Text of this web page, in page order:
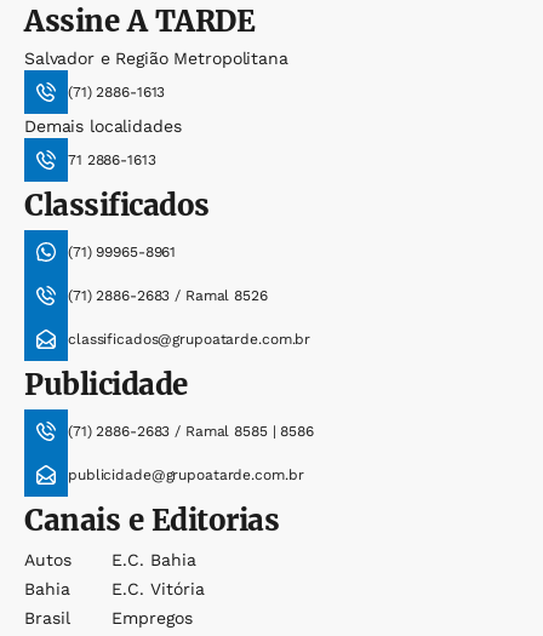
AssineA TARDE
Salvador e Região Metropolitana
(71) 2886-1613
Demais localidades
71 2886-1613
Classificados
(71) 99965-8961
(71) 2886-2683 / Ramal 8526
classificados@grupoatarde.com.br
Publicidade
(71) 2886-2683 / Ramal 8585 | 8586
publicidade@grupoatarde.com.br
Canais e Editorias
Autos
Bahia
Brasil
E.c. Bahia
E.c. Vitória
Empregos